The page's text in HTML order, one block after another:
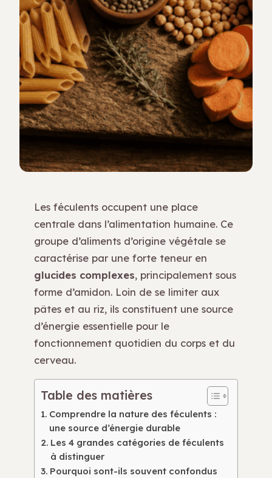
Les féculents occupent une place
centrale dans l’alimentation humaine. Ce
groupe d’aliments d’origine végétale se
caractérise par une forte teneur en
glucides complexes, principalement sous
forme d’amidon. Loin de se limiter aux
pâtes et au riz, ils constituent une source
d’énergie essentielle pour le
fonctionnement quotidien du corps et du
cerveau.
Table des matières
Comprendre la nature des féculents :
une source d’énergie durable
Les 4 grandes catégories de féculents
à distinguer
Pourquoi sont-ils souvent confondus